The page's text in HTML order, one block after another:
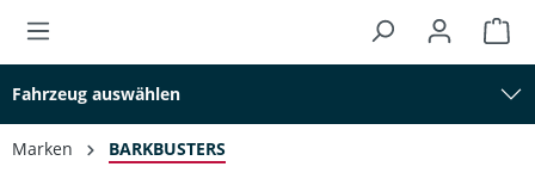
Fahrzeug auswählen
Marken BARKBUSTERS